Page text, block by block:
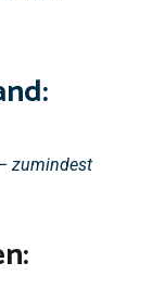
zumindest